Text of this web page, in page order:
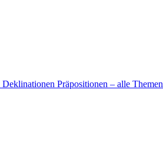
Deklinationen Präpositionen – alle Themen